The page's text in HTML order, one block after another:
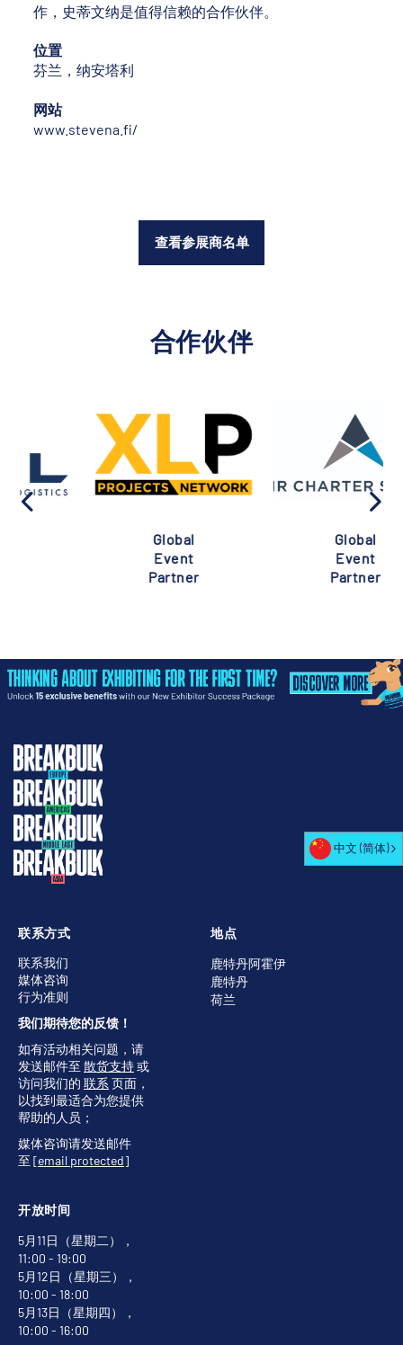
作，史蒂文纳是值得信赖的合作伙伴。
位置
芬兰，纳安塔利
网站
www.stevena.fi/
查看参展商名单
合作伙伴
地点
鹿特丹阿霍伊
鹿特丹
荷兰
开放时间
5月11日（星期二），
11:00 - 19:00
5月12日（星期三），
10:00 - 18:00
5月13日（星期四），
10:00 - 16:00
联系方式
联系我们
媒体咨询
行为准则
我们期待您的反馈！
如有活动相关问题，请
发送邮件至 散货支持或
访问我们的 联系 页面，
以找到最适合为您提供
帮助的人员；
媒体咨询请发送邮件
至 [email protected]
中文 (简体)